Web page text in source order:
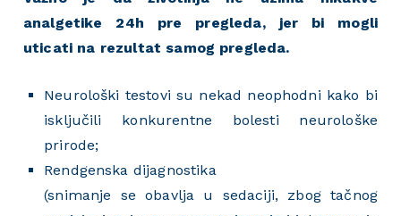
analgetike 24h pre pregleda, jer bi mogli
uticati na rezultat samog pregleda.
Neurološki testovi su nekad neophodni kako bi
isključili konkurentne bolesti neurološke
prirode;
Rendgenska dijagnostika
(snimanje se obavlja u sedaciji, zbog tačnog